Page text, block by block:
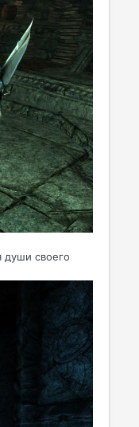
души своего